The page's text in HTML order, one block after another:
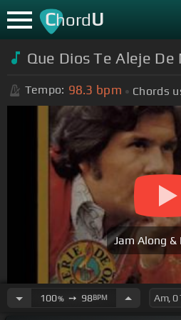
ChordU
Que Dios Te Aleje De
Tempo: 98.3 bpm Chords
Jam Along &
100%➙ 98BPM